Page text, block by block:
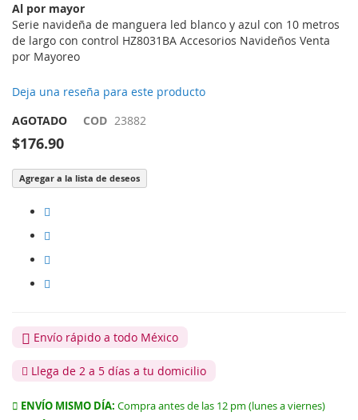
imágenes
Al por mayor
Serie navideña de manguera led blanco y azul con 10 metros
de largo con control HZ8031BA Accesorios Navideños Venta
por Mayoreo
Deja una reseña para este producto
AGOTADO
COD 23882
$176.90
Agregar a la lista de deseos
Envío rápido a todo México
Llega de 2 a 5 días a tu domicilio
ENVÍO MISMO DÍA: Compra antes de las 12 pm (lunes a viernes)